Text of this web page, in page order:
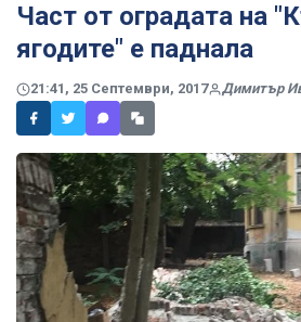
Част от оградата на
ягодите" е паднала
21:41, 25 Септември, 2017 Димитър